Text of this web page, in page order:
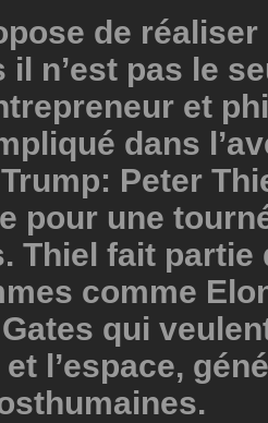
de réaliser
n’est pas le
et
dans
Peter
pour une
Thiel fait partie
comme
qui
l’espace,